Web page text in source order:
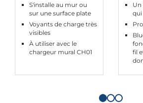
S'installe au mur ou
sur une surface plate
Voyants de charge très
visibles
À utiliser avec le
chargeur mural CH01
Un
qui
fil